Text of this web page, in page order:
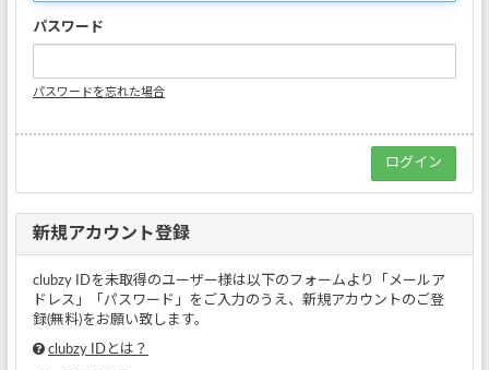
パスワード
パスワードを忘れた場合
新規アカウント登録
clubzy IDを未取得のユーザー様は以下のフォームより「メールア
ドレス」「パスワード」をご入力のうえ、新規アカウントのご登
録(無料)をお願い致します。
clubzy IDとは？